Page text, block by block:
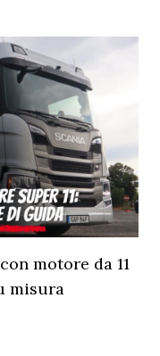
motore da 11
misura